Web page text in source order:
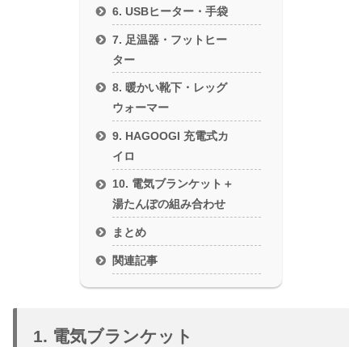
6. USBヒーター・手袋
7. 足温器・フットヒー
ター
8. 暖かい靴下・レッグ
ウォーマー
9. HAGOOGI 充電式カ
イロ
10. 電気ブランケット＋
湯たんぽの組み合わせ
まとめ
関連記事
1. 電気ブランケット